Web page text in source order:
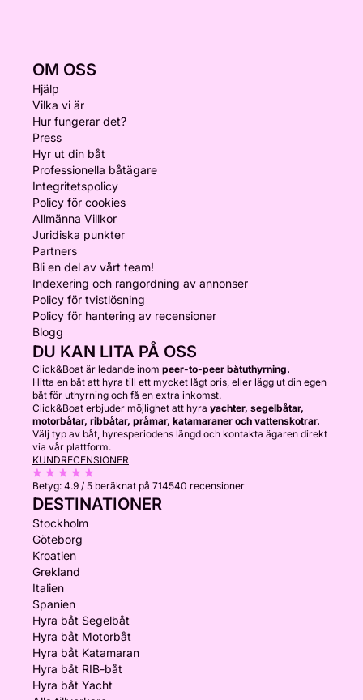
OM OSS
Hjälp
Vilka vi är
Hur fungerar det?
Press
Hyr ut din båt
Professionella båtägare
Integritetspolicy
Policy för cookies
Allmänna Villkor
Juridiska punkter
Partners
Bli en del av vårt team!
Indexering och rangordning av annonser
Policy för tvistlösning
Policy för hantering av recensioner
Blogg
DU KAN LITA PÅ OSS
Click&Boat är ledande inom peer-to-peer båtuthyrning.
Hitta en båt att hyra till ett mycket lågt pris, eller lägg ut din egen
båt för uthyrning och få en extra inkomst.
Click&Boat erbjuder möjlighet att hyra yachter, segelbåtar,
motorbåtar, ribbåtar, pråmar, katamaraner och vattenskotrar.
Välj typ av båt, hyresperiodens längd och kontakta ägaren direkt
via vår plattform.
KUNDRECENSIONER
Betyg: 4.9 / 5 beräknat på 714540 recensioner
DESTINATIONER
Stockholm
Göteborg
Kroatien
Grekland
Italien
Spanien
Hyra båt Segelbåt
Hyra båt Motorbåt
Hyra båt Katamaran
Hyra båt RIB-båt
Hyra båt Yacht